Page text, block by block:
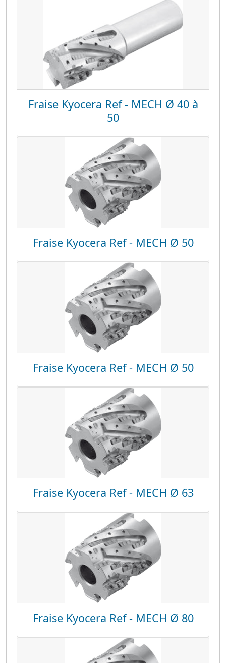
Fraise Kyocera Ref - MECH Ø 40 à
50
Fraise Kyocera Ref - MECH Ø 50
Fraise Kyocera Ref - MECH Ø 50
Fraise Kyocera Ref - MECH Ø 63
Fraise Kyocera Ref - MECH Ø 80